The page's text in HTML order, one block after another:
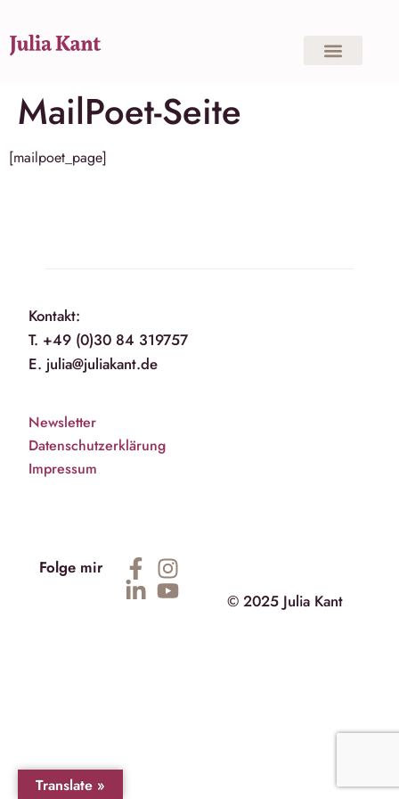
MailPoet-Seite
[mailpoet_page]
Kontakt:
T. +49 (0)30 84 319757
E. julia@juliakant.de
Newsletter
Datenschutzerklärung
Impressum
Folge mir
© 2025 Julia Kant
Translate »